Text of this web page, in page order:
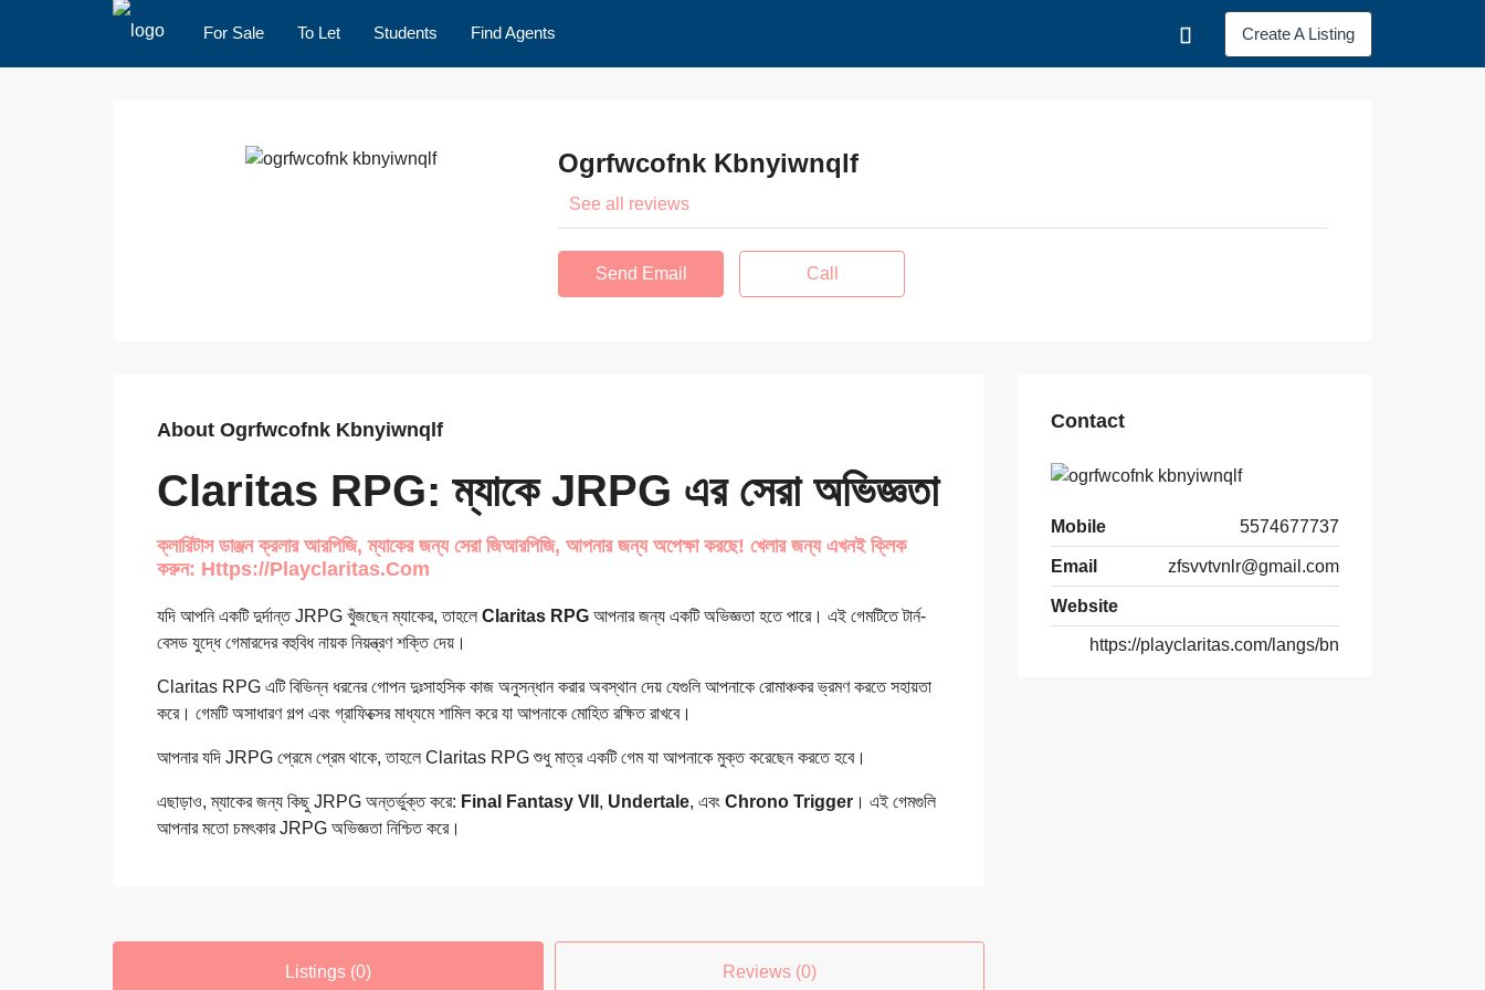
For Sale To Let Students Find Agents Create A Listing
Ogrfwcofnk Kbnyiwnqlf
See all reviews
Send Email Call
About Ogrfwcofnk Kbnyiwnqlf
Claritas RPG: ম্যাকে JRPG এর সেরা অভিজ্ঞতা
ক্লারিটাস ডাঞ্জন ক্রলার আরপিজি, ম্যাকের জন্য সেরা জিআরপিজি, আপনার জন্য অপেক্ষা করছে! খেলার জন্য এখনই ক্লিক
করুন: Https://playclaritas.com
যদি আপনি একটি দুর্দান্ত JRPG খুঁজছেন ম্যাকের, তাহলে Claritas RPG আপনার জন্য একটি অভিজ্ঞতা হতে পারে। এই গেমটিতে টার্ন-
বেসড যুদ্ধে গেমারদের বহুবিধ নায়ক নিয়ন্ত্রণ শক্তি দেয়।
Claritas RPG এটি বিভিন্ন ধরনের গোপন দুঃসাহসিক কাজ অনুসন্ধান করার অবস্থান দেয় যেগুলি আপনাকে রোমাঞ্চকর ভ্রমণ করতে সহায়তা
করে। গেমটি অসাধারণ গল্প এবং গ্রাফিক্সের মাধ্যমে শামিল করে যা আপনাকে মোহিত রক্ষিত রাখবে।
আপনার যদি JRPG প্রেমে প্রেম থাকে, তাহলে Claritas RPG শুধু মাত্র একটি গেম যা আপনাকে মুক্ত করেছেন করতে হবে।
এছাড়াও, ম্যাকের জন্য কিছু JRPG অন্তর্ভুক্ত করে: Final Fantasy VII , Undertale, এবং Chrono Trigger । এই গেমগুলি
আপনার মতো চমৎকার JRPG অভিজ্ঞতা নিশ্চিত করে।
Listings (0) Reviews (0)
Contact
Mobile 5574677737
Email zfsvvtvnlr@gmail.com
Website
https://playclaritas.com/langs/bn